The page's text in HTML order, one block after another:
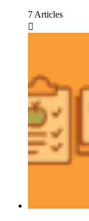
7 Articles